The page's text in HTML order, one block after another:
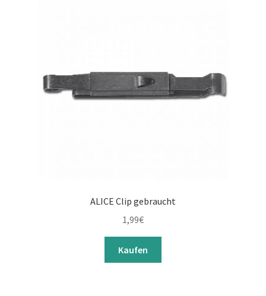
ALICE Clip gebraucht
1,99€
Kaufen